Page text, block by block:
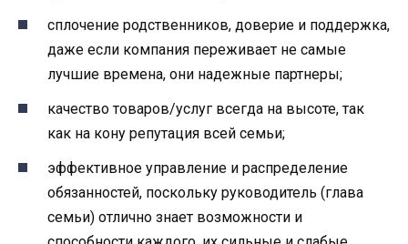
сплочение родственников, доверие и поддержка,
даже если компания переживает не самые
лучшие времена, они надежные партнеры;
качество товаров/услуг всегда на высоте, так
как на кону репутация всей семьи;
эффективное управление и распределение
обязанностей, поскольку руководитель (глава
семьи) отлично знает возможности и